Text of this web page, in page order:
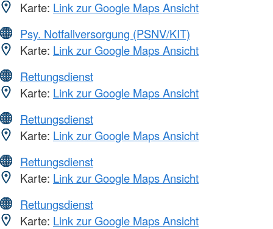
Karte: Link zur Google Maps Ansicht
Psy. Notfallversorgung (PSNV/KIT)
Karte: Link zur Google Maps Ansicht
Rettungsdienst
Karte: Link zur Google Maps Ansicht
Rettungsdienst
Karte: Link zur Google Maps Ansicht
Rettungsdienst
Karte: Link zur Google Maps Ansicht
Rettungsdienst
Karte: Link zur Google Maps Ansicht